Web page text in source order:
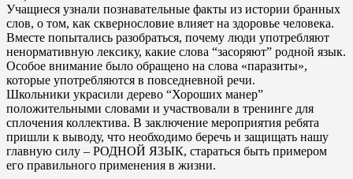
Учащиеся узнали познавательные факты из истории бранных
слов, о том, как сквернословие влияет на здоровье человека.
Вместе попытались разобраться, почему люди употребляют
ненормативную лексику, какие слова “засоряют” родной язык.
Особое внимание было обращено на слова «паразиты»,
которые употребляются в повседневной речи.
Школьники украсили дерево “Хороших манер”
положительными словами и участвовали в тренинге для
сплочения коллектива. В заключение мероприятия ребята
пришли к выводу, что необходимо беречь и защищать нашу
главную силу – РОДНОЙ ЯЗЫК, стараться быть примером
его правильного применения в жизни.